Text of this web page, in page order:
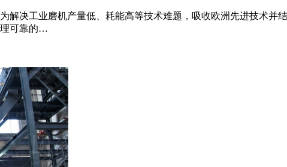
解决工业磨机产量低、耗能高等技术难题，吸收欧洲先进技术
理可靠的…